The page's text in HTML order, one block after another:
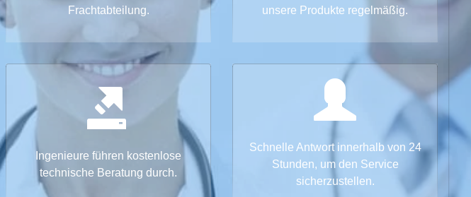
Frachtabteilung.
unsere Produkte regelmäßig.
Ingenieure führen kostenlose
technische Beratung durch.
Schnelle Antwort innerhalb von 24
Stunden, um den Service
sicherzustellen.